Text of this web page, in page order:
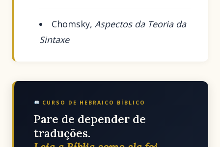
Chomsky,Aspectos da Teoria da
Sintaxe
CURSO DE HEBRAICO BÍBLICO
Pare de depender de
traduções.